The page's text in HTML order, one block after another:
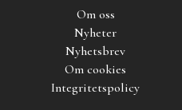
Om oss
Nyheter
Nyhetsbrev
Om cookies
Integritetspolicy